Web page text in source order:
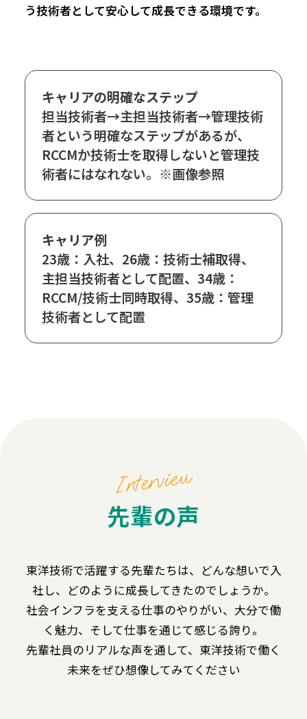
う技術者として安心して成長できる環境です。
キャリアの明確なステップ
担当技術者→主担当技術者→管理技術
者という明確なステップがあるが、
RCCMか技術士を取得しないと管理技
術者にはなれない。※画像参照
キャリア例
23歳：入社、26歳：技術士補取得、
主担当技術者として配置、34歳：
RCCM/技術士同時取得、35歳：管理
技術者として配置
Interview
先輩の声
東洋技術で活躍する先輩たちは、どんな想いで入
社し、どのように成長してきたのでしょうか。
社会インフラを支える仕事のやりがい、大分で働
く魅力、そして仕事を通じて感じる誇り。
先輩社員のリアルな声を通して、東洋技術で働く
未来をぜひ想像してみてください